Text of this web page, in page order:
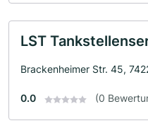
LST
Brackenheimer Str. 45,
0.0 (0